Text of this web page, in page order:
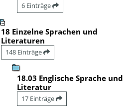
6 Einträge
18 Einzelne Sprachen und
Literaturen
148 Einträge
18.03 Englische Sprache und
Literatur
17 Einträge